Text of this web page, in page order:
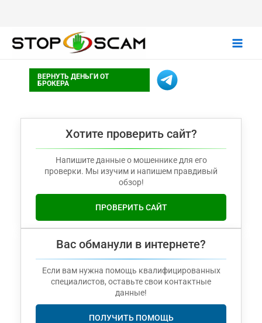
ВЕРНУТЬ ДЕНЬГИ ОТ
БРОКЕРА
Хотите проверить сайт?
Напишите данные о мошеннике для его
проверки. Мы изучим и напишем правдивый
обзор!
ПРОВЕРИТЬ САЙТ
Вас обманули в интернете?
Если вам нужна помощь квалифицированных
специалистов, оставьте свои контактные
данные!
ПОЛУЧИТЬ ПОМОЩЬ